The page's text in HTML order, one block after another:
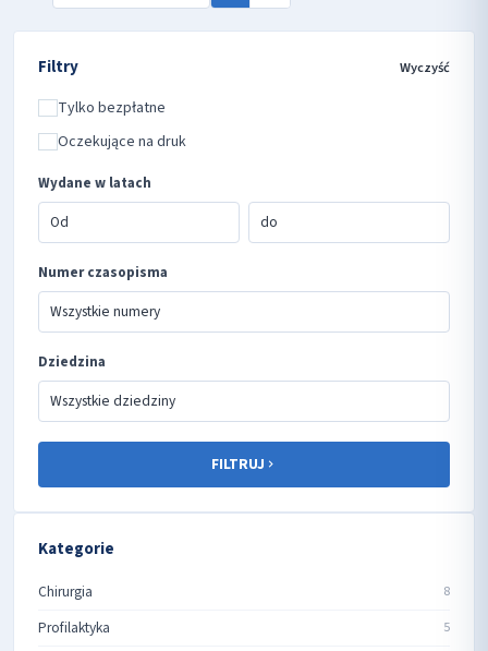
Filtry Wyczyść
Tylko bezpłatne
Oczekujące na druk
Wydane w latach
Numer czasopisma
Dziedzina
FILTRUJ
Kategorie
Chirurgia 8
Profilaktyka 5